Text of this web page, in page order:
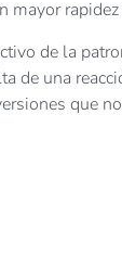
mayor
de la
de una
que